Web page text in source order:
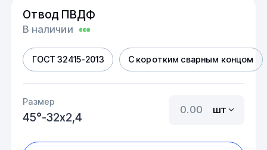
Отвод ПВДФ
В наличии
ГОСТ 32415-2013 С коротким сварным концом
Размер
45°-32х2,4
шт